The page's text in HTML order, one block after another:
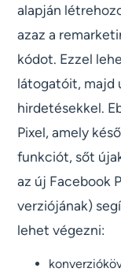
alapján
azaz a
kódot. Ezzel
látogatóit, majd
hirdetésekkel.
Pixel, amely
funkciót, sőt
az új Facebook
verziójának)
lehet végezni: